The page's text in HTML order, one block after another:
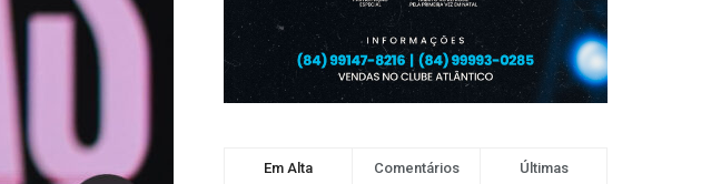
Em Alta Comentários Últimas